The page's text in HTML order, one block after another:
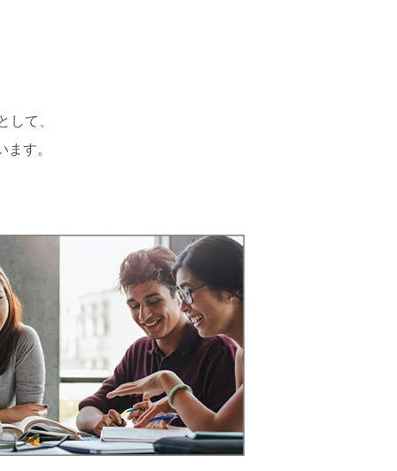
して、
す。